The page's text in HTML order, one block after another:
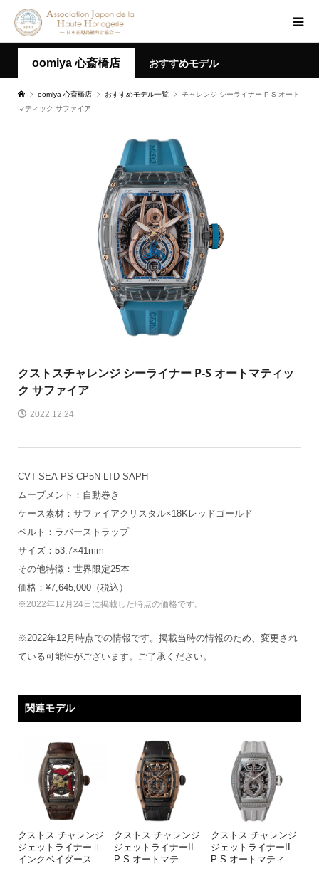
oomiya 心斎橋店 おすすめモデル
oomiya 心斎橋店 おすすめモデル一覧
チャレンジ シーライナー P-S オート
マティック サファイア
クストスチャレンジ シーライナー P-S オートマティッ
ク サファイア
2022.12.24
CVT-SEA-PS-CP5N-LTD SAPH
ムーブメント：自動巻き
ケース素材：サファイアクリスタル×18Kレッドゴールド
ベルト：ラバーストラップ
サイズ：53.7×41mm
その他特徴：世界限定25本
価格：¥7,645,000（税込）
※2022年12月24日に掲載した時点の価格です。
※2022年12月時点での情報です。掲載当時の情報のため、変更され
ている可能性がございます。ご了承ください。
関連モデル
クストス チャレンジ
ジェットライナーⅡ
インクベイダース …
クストス チャレンジ
ジェットライナーII
P-S オートマテ…
クストス チャレンジ
ジェットライナーII
P-S オートマティ …